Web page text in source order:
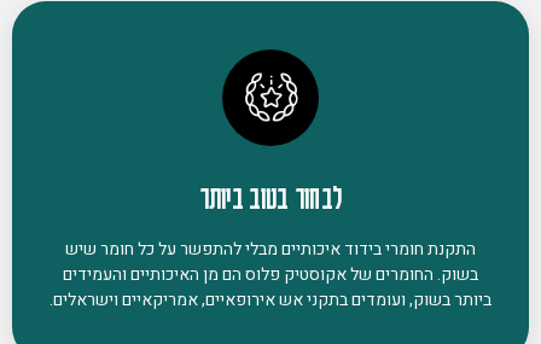
לבחור בטוב ביותר
התקנת חומרי בידוד איכותיים מבלי להתפשר על כל חומר שיש
בשוק. החומרים של אקוסטיק פלוס הם מן האיכותיים והעמידים
ביותר בשוק, ועומדים בתקני אש אירופאיים, אמריקאיים וישראלים.